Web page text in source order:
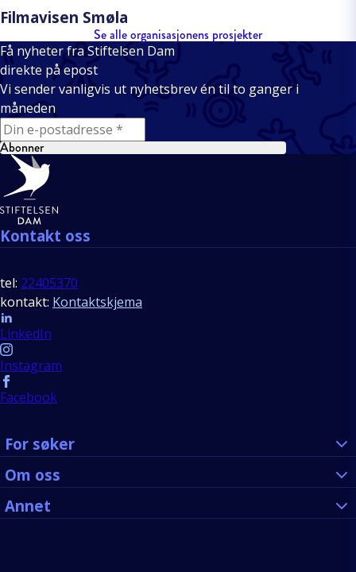
Filmavisen Smøla
Se alle organisasjonens prosjekter
Få nyheter fra Stiftelsen Dam
direkte på epost
Vi sender vanligvis ut nyhetsbrev én til to ganger i
måneden
E-mail
Abonner
Bunntekst
Kontakt oss
tel: 22405370
kontakt: Kontaktskjema
Follow us
LinkedIn
Instagram
Facebook
For søker
Om oss
Annet